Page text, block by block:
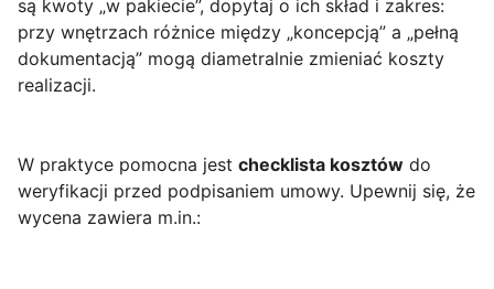
są kwoty „w pakiecie”, dopytaj o ich skład i zakres:
przy wnętrzach różnice między „koncepcją” a „pełną
dokumentacją” mogą diametralnie zmieniać koszty
realizacji.
W praktyce pomocna jest checklista kosztów do
weryfikacji przed podpisaniem umowy. Upewnij się, że
wycena zawiera m.in.: